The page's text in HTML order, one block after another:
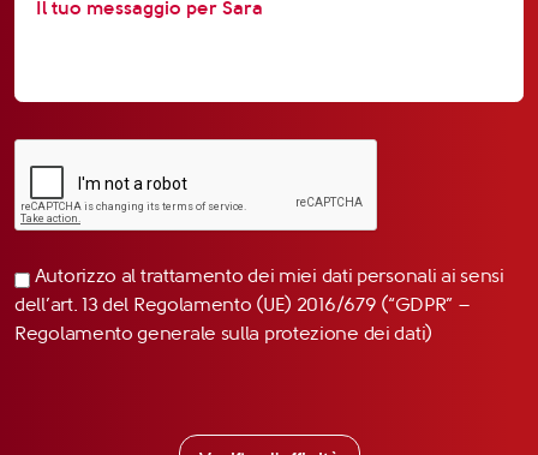
Autorizzo al trattamento dei miei dati personali ai sensi
dell’art. 13 del Regolamento (UE) 2016/679 (“GDPR” –
Regolamento generale sulla protezione dei dati)